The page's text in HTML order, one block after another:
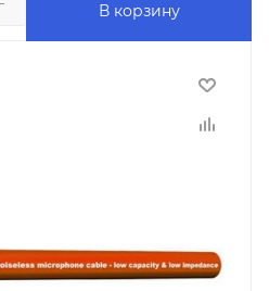
В корзину